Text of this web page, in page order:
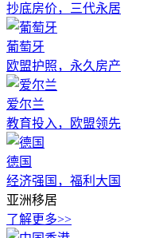
抄底房价，三代永居
葡萄牙
欧盟护照，永久房产
爱尔兰
教育投入，欧盟领先
德国
经济强国，福利大国
亚洲移居
了解更多>>